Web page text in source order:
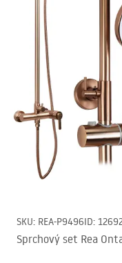
SKU: REA-P9496ID:
Sprchový set Rea